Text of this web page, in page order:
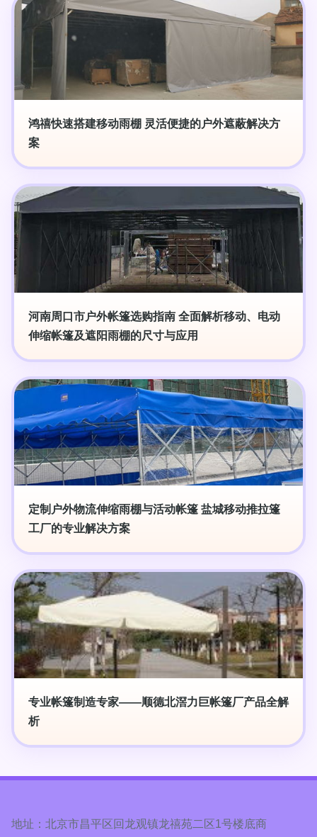
鸿禧快速搭建移动雨棚 灵活便捷的户外遮蔽解决方
案
河南周口市户外帐篷选购指南 全面解析移动、电动
伸缩帐篷及遮阳雨棚的尺寸与应用
定制户外物流伸缩雨棚与活动帐篷 盐城移动推拉篷
工厂的专业解决方案
专业帐篷制造专家——顺德北滘力巨帐篷厂产品全解
析
地址：北京市昌平区回龙观镇龙禧苑二区1号楼底商